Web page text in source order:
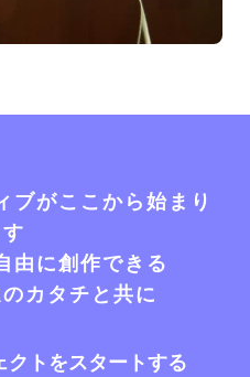
ブがここから始まり
由に創作できる
カタチと共に
クトをスタートする